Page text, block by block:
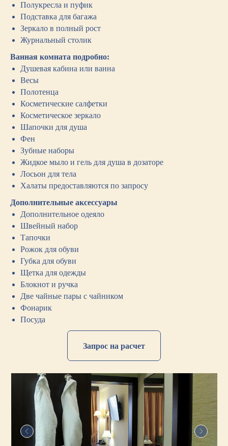
Полукресла и пуфик
Подставка для багажа
Зеркало в полный рост
Журнальный столик
Ванная комната подробно:
Душевая кабина или ванна
Весы
Полотенца
Косметические салфетки
Косметическое зеркало
Шапочки для душа
Фен
Зубные наборы
Жидкое мыло и гель для душа в дозаторе
Лосьон для тела
Халаты предоставляются по запросу
Дополнительные аксессуары
Дополнительное одеяло
Швейный набор
Тапочки
Рожок для обуви
Губка для обуви
Щетка для одежды
Блокнот и ручка
Две чайные пары с чайником
Фонарик
Посуда
Запрос на расчет